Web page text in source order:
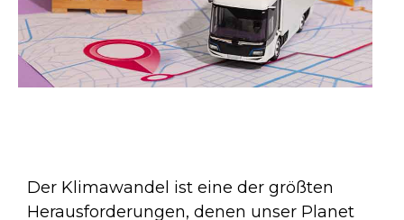
Der Klimawandel ist eine der größten
Herausforderungen, denen unser Planet